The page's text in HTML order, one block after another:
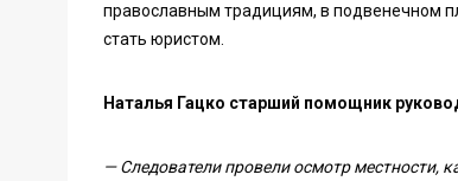
православным традициям, в подвенечном
стать юристом.
Наталья Гацко старший помощник
— Следователи провели осмотр местности,